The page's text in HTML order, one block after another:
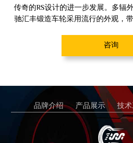
传奇的RS设计的进一步发展。多辐
驰汇丰锻造车轮采用流行的外观，
咨询
品牌介绍 产品展示 技